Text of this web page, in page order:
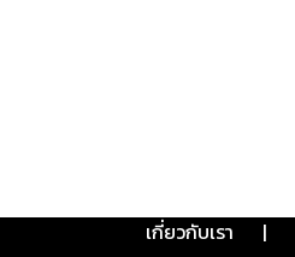
เกี่ยวกับเรา |